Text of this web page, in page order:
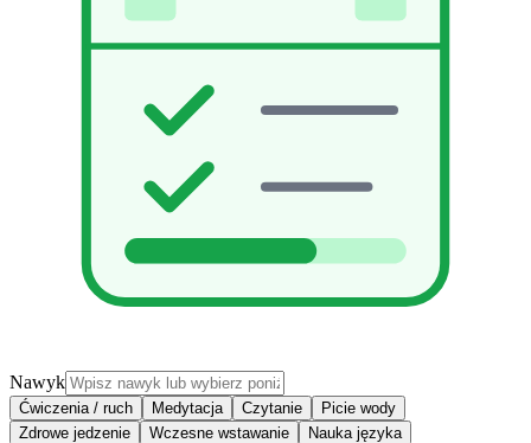
Nawyk
Ćwiczenia / ruch Medytacja Czytanie
Picie wody
Zdrowe jedzenie
Wczesne wstawanie
Nauka języka